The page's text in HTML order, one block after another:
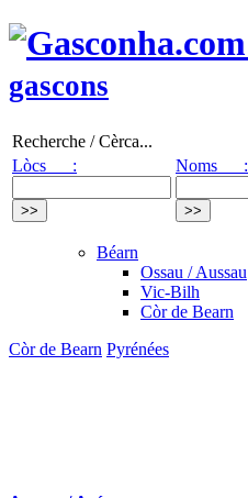
gascons
Recherche / Cèrca...
Lòcs :
Noms :
Béarn
Ossau / Aussau
Vic-Bilh
Còr de Bearn
Còr de Bearn Pyrénées